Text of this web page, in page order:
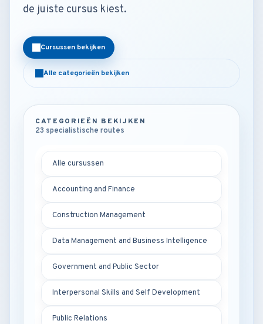
de juiste cursus kiest.
Cursussen bekijken
Alle categorieën bekijken
CATEGORIEËN BEKIJKEN
23 specialistische routes
Alle cursussen
Accounting and Finance
Construction Management
Data Management and Business Intelligence
Government and Public Sector
Interpersonal Skills and Self Development
Public Relations